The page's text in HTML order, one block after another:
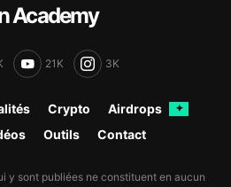
Academy
21K 3K
Crypto Airdrops ✦
Outils Contact
y sont publiées ne constituent en aucun